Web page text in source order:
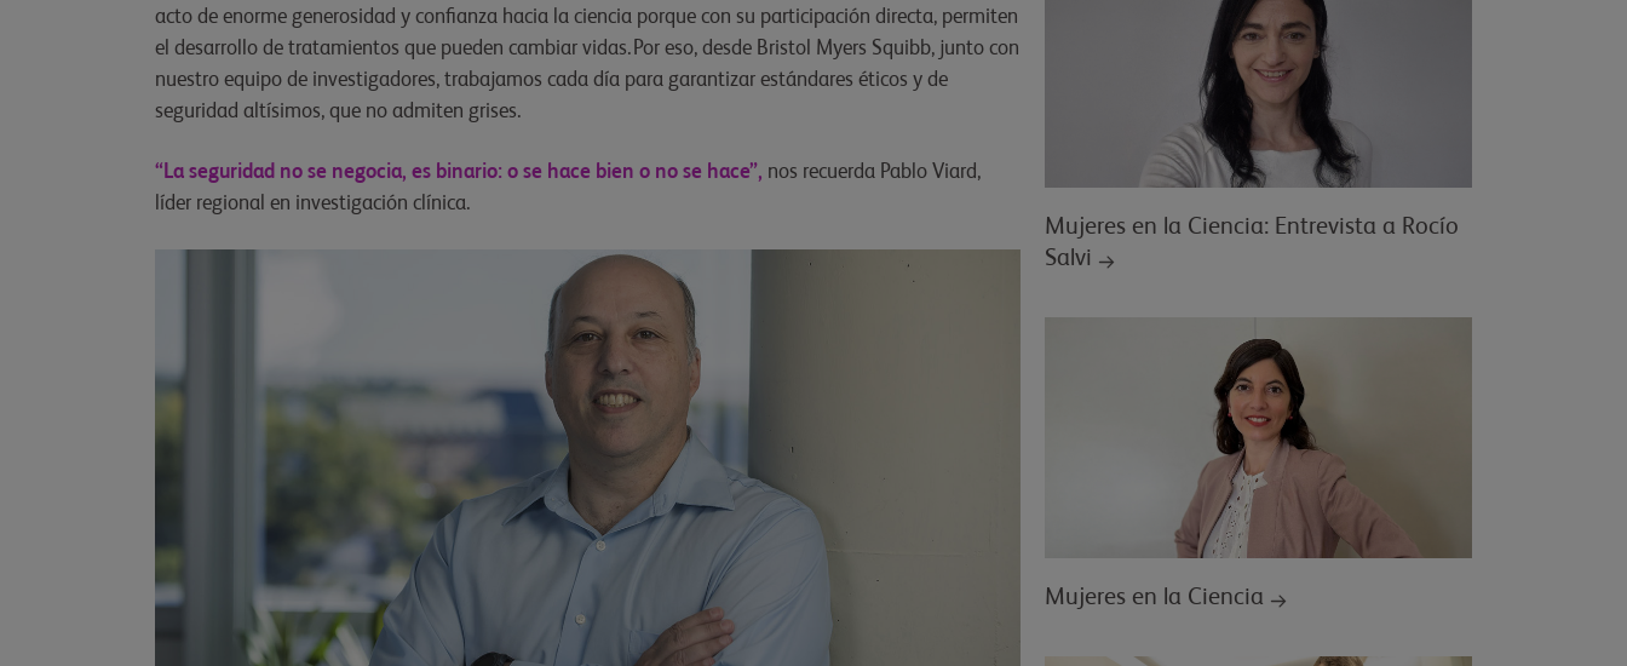
acto de enorme generosidad y confianza hacia la ciencia porque con su participación directa, permiten
el desarrollo de tratamientos que pueden cambiar vidas. Por eso, desde Bristol Myers Squibb, junto con
nuestro equipo de investigadores, trabajamos cada día para garantizar estándares éticos y de
seguridad altísimos, que no admiten grises.
“La seguridad no se negocia, es binario: o se hace bien o no se hace”, nos recuerda Pablo Viard,
líder regional en investigación clínica.
Mujeres en la Ciencia: Entrevista a Rocío
Salvi
Mujeres en la Ciencia